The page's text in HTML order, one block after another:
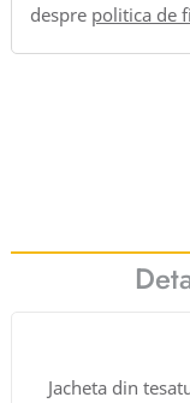
despre politica de
Jacheta din